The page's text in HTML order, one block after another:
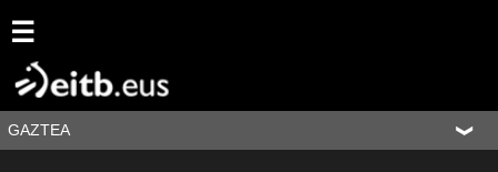
☰
GAZTEA